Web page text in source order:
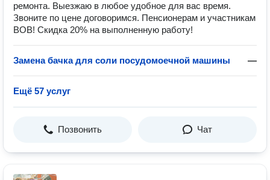
ремонта. Выезжаю в любое удобное для вас время.
Звоните по цене договоримся. Пенсионерам и участникам
ВОВ! Скидка 20% на выполненную работу!
Замена бачка для соли посудомоечной машины —
Ещё 57 услуг
Позвонить Чат